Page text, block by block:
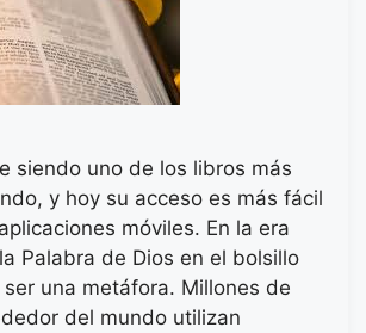
siendo uno de los libros más
y hoy su acceso es más fácil
móviles. En la era
Palabra de Dios en el bolsillo
una metáfora. Millones de
del mundo utilizan